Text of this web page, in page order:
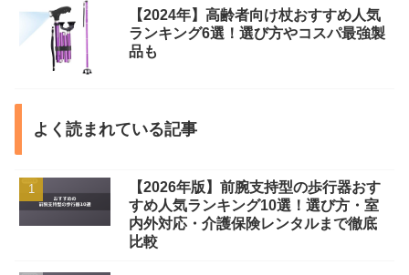
【2024年】高齢者向け杖おすすめ人気
ランキング6選！選び方やコスパ最強製
品も
よく読まれている記事
【2026年版】前腕支持型の歩行器おす
すめ人気ランキング10選！選び方・室
内外対応・介護保険レンタルまで徹底
比較